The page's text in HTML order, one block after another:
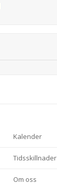
Kalender
Tidsskillnader
Om oss